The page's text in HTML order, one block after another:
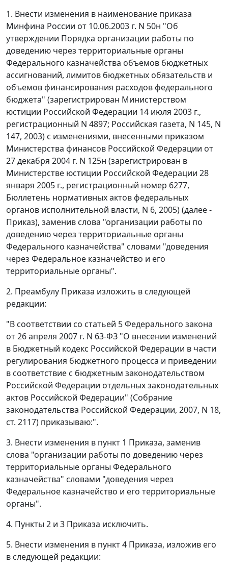
1. Внести изменения в наименование приказа
Минфина России от 10.06.2003 г. N 50н "Об
утверждении Порядка организации работы по
доведению через территориальные органы
Федерального казначейства объемов бюджетных
ассигнований, лимитов бюджетных обязательств и
объемов финансирования расходов федерального
бюджета" (зарегистрирован Министерством
юстиции Российской Федерации 14 июля 2003 г.,
регистрационный N 4897; Российская газета, N 145, N
147, 2003) с изменениями, внесенными приказом
Министерства финансов Российской Федерации от
27 декабря 2004 г. N 125н (зарегистрирован в
Министерстве юстиции Российской Федерации 28
января 2005 г., регистрационный номер 6277,
Бюллетень нормативных актов федеральных
органов исполнительной власти, N 6, 2005) (далее -
Приказ), заменив слова "организации работы по
доведению через территориальные органы
Федерального казначейства" словами "доведения
через Федеральное казначейство и его
территориальные органы".
2. Преамбулу Приказа изложить в следующей
редакции:
"В соответствии со статьей 5 Федерального закона
от 26 апреля 2007 г. N 63-ФЗ "О внесении изменений
в Бюджетный кодекс Российской Федерации в части
регулирования бюджетного процесса и приведении
в соответствие с бюджетным законодательством
Российской Федерации отдельных законодательных
актов Российской Федерации" (Собрание
законодательства Российской Федерации, 2007, N 18,
ст. 2117) приказываю:".
3. Внести изменения в пункт 1 Приказа, заменив
слова "организации работы по доведению через
территориальные органы Федерального
казначейства" словами "доведения через
Федеральное казначейство и его территориальные
органы".
4. Пункты 2 и 3 Приказа исключить.
5. Внести изменения в пункт 4 Приказа, изложив его
в следующей редакции: